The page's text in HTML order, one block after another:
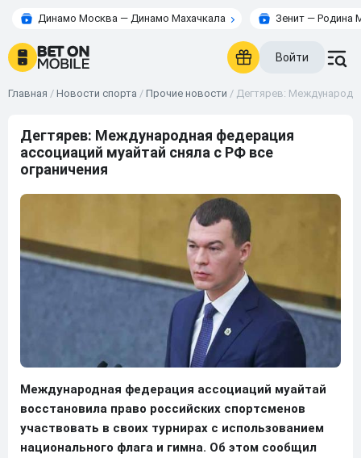
Динамо Москва — Динамо Махачкала Зенит — Родина
Войти
Главная / Новости спорта / Прочие новости / Дегтярев:
Дегтярев: Международная федерация
ассоциаций муайтай сняла с РФ все
ограничения
Международная федерация ассоциаций муайтай
восстановила право российских спортсменов
участвовать в своих турнирах с использованием
национального флага и гимна. Об этом сообщил